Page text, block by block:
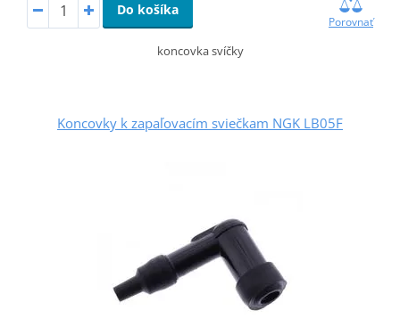
Do košíka
Porovnať
koncovka svíčky
Koncovky k zapaľovacím sviečkam NGK LB05F